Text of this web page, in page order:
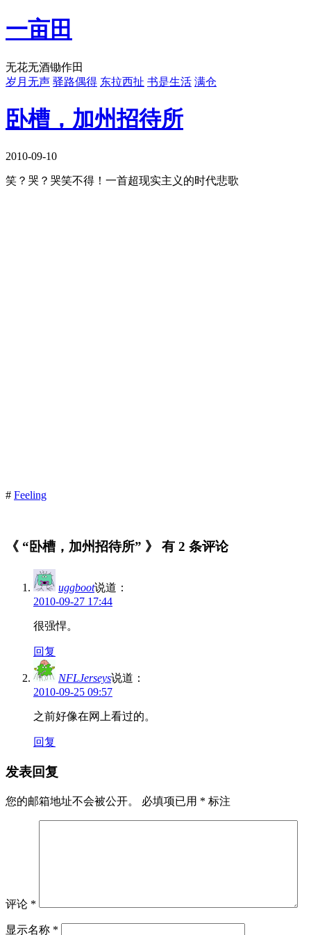
一亩田
无花无酒锄作田
岁月无声 驿路偶得 东拉西扯 书是生活 满仓
卧槽，加州招待所
2010-09-10
笑？哭？哭笑不得！一首超现实主义的时代悲歌
# Feeling
《 “卧槽，加州招待所” 》 有 2 条评论
uggboot说道：
2010-09-27 17:44
很强悍。
回复
NFLJerseys说道：
2010-09-25 09:57
之前好像在网上看过的。
回复
发表回复
您的邮箱地址不会被公开。 必填项已用 * 标注
评论 *
显示名称 *